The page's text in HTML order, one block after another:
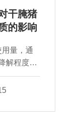
干腌猪
的影响
量，通
解程度、
等关键参
颈肉内源
分数75%